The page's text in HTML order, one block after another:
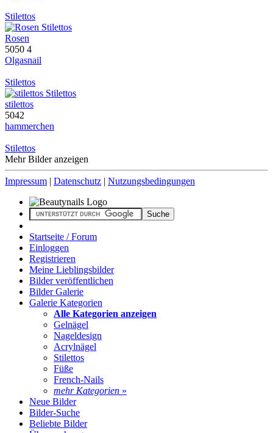
Stilettos
Rosen
5050 4
Olgasnail
Stilettos
stilettos
5042
hammerchen
Stilettos
Mehr Bilder anzeigen
Impressum | Datenschutz | Nutzungsbedingungen
Startseite / Forum
Einloggen
Registrieren
Meine Lieblingsbilder
Bilder veröffentlichen
Bilder Galerie
Galerie Kategorien
Alle Kategorien anzeigen
Gelnägel
Nageldesign
Acrylnägel
Stilettos
Füße
French-Nails
mehr Kategorien »
Neue Bilder
Bilder-Suche
Beliebte Bilder